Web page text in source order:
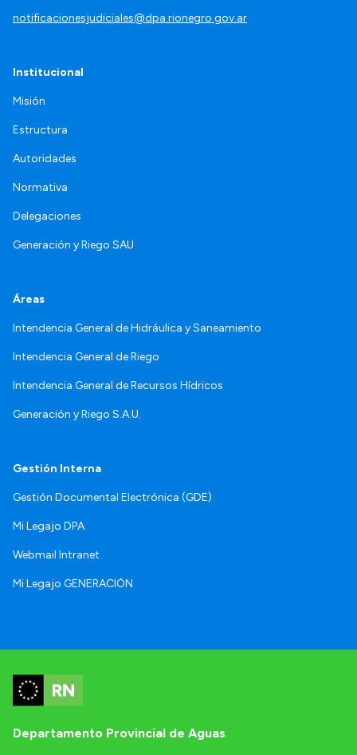
notificacionesjudiciales@dpa.rionegro.gov.ar
Institucional
Misión
Estructura
Autoridades
Normativa
Delegaciones
Generación y Riego SAU
Áreas
Intendencia General de Hidráulica y Saneamiento
Intendencia General de Riego
Intendencia General de Recursos Hídricos
Generación y Riego S.A.U.
Gestión Interna
Gestión Documental Electrónica (GDE)
Mi Legajo DPA
Webmail Intranet
Mi Legajo GENERACIÓN
Departamento Provincial de Aguas